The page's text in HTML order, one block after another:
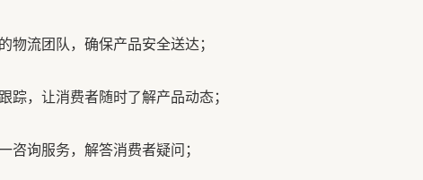
物流团队，确保产品安全送达；
踪，让消费者随时了解产品动态；
咨询服务，解答消费者疑问；